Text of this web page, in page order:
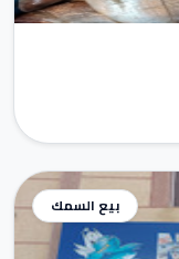
بيع السمك